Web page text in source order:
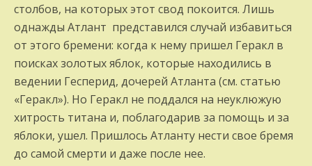
столбов, на которых этот свод покоится. Лишь
однажды Атлант представился случай избавиться
от этого бремени: когда к нему пришел Геракл в
поисках золотых яблок, которые находились в
ведении Гесперид, дочерей Атланта (см. статью
«Геракл»). Но Геракл не поддался на неуклюжую
хитрость титана и, поблагодарив за помощь и за
яблоки, ушел. Пришлось Атланту нести свое бремя
до самой смерти и даже после нее.